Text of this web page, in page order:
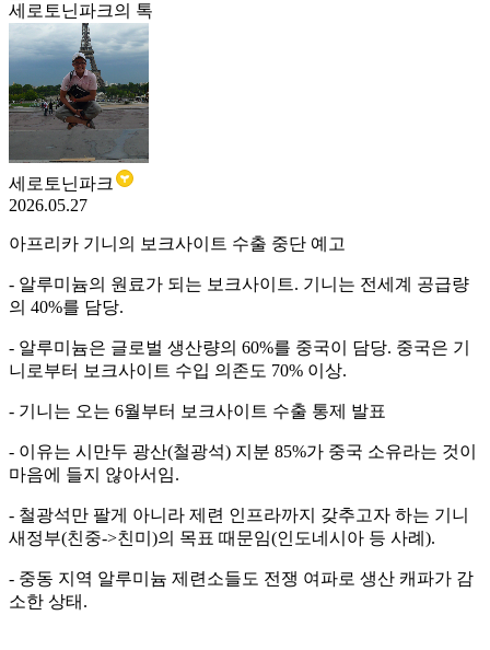
세로토닌파크의 톡
세로토닌파크
2026.05.27
아프리카 기니의 보크사이트 수출 중단 예고
- 알루미늄의 원료가 되는 보크사이트. 기니는 전세계 공급량
의 40%를 담당.
- 알루미늄은 글로벌 생산량의 60%를 중국이 담당. 중국은 기
니로부터 보크사이트 수입 의존도 70% 이상.
- 기니는 오는 6월부터 보크사이트 수출 통제 발표
- 이유는 시만두 광산(철광석) 지분 85%가 중국 소유라는 것이
마음에 들지 않아서임.
- 철광석만 팔게 아니라 제련 인프라까지 갖추고자 하는 기니
새정부(친중->친미)의 목표 때문임(인도네시아 등 사례).
- 중동 지역 알루미늄 제련소들도 전쟁 여파로 생산 캐파가 감
소한 상태.